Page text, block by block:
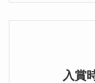
入賞